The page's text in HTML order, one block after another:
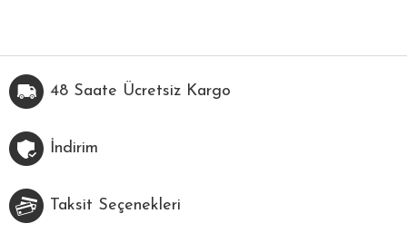
48 Saate Ücretsiz Kargo
İndirim
Taksit Seçenekleri